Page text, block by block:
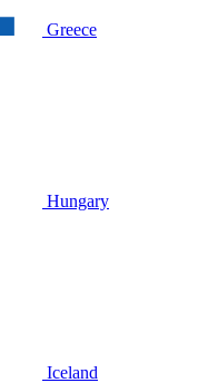
Greece
Hungary
Iceland